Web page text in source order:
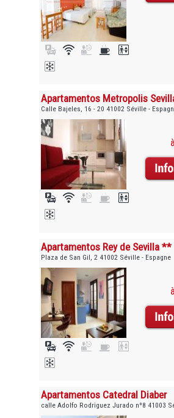
Apartamentos Metropolis
Calle Bajeles, 16 - 20 41002 Séville -
Apartamentos Rey de Sevilla **
Plaza de San Gil, 2 41002 Séville - Espagne
Apartamentos Catedral Diaber
calle Adolfo Rodriguez Jurado nº8 41003